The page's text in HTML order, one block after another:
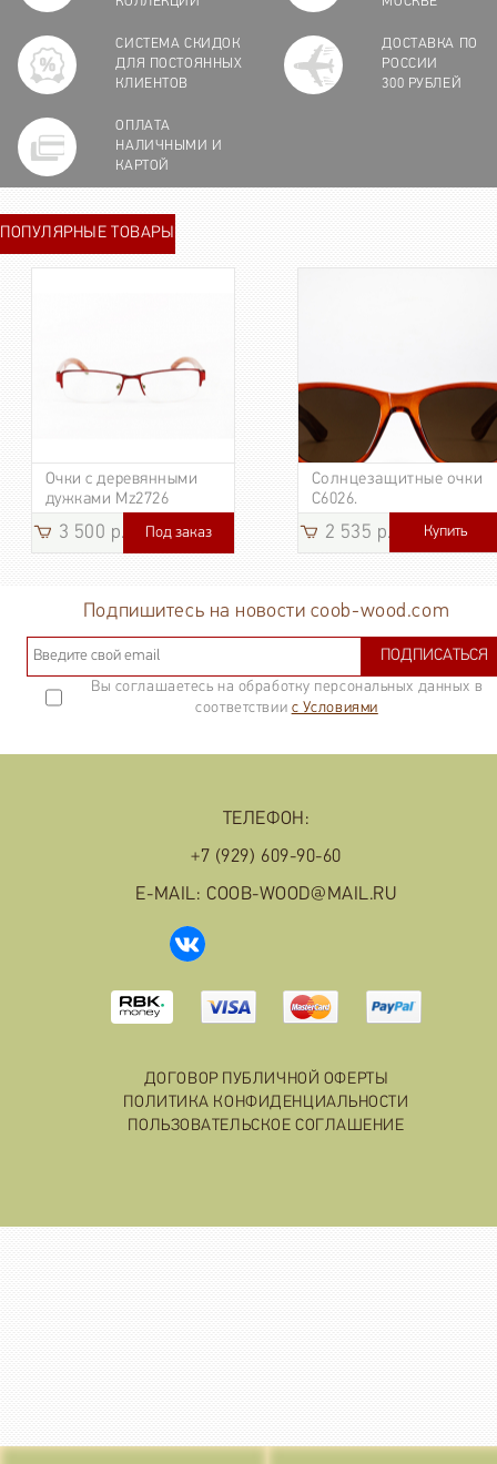
СИСТЕМА СКИДОК
ДЛЯ ПОСТОЯННЫХ
КЛИЕНТОВ
ДОСТАВКА ПО
РОССИИ
300 РУБЛЕЙ
ОПЛАТА
НАЛИЧНЫМИ И
КАРТОЙ
ПОПУЛЯРНЫЕ ТОВАРЫ
Очки с деревянными
дужками Mz2726
3 500 р. Под заказ
Солнцезащитные очки
C6026.
2 535 р. 3 185
Купить
Подпишитесь на новости coob-wood.com
ПОДПИСАТЬСЯ
Вы соглашаетесь на обработку персональных данных в
соответствии с Условиями
ТЕЛЕФОН:
+7 (929) 609-90-60
E-MAIL: COOB-WOOD@MAIL.RU
ДОГОВОР ПУБЛИЧНОЙ ОФЕРТЫ
ПОЛИТИКА КОНФИДЕНЦИАЛЬНОСТИ
ПОЛЬЗОВАТЕЛЬСКОЕ СОГЛАШЕНИЕ